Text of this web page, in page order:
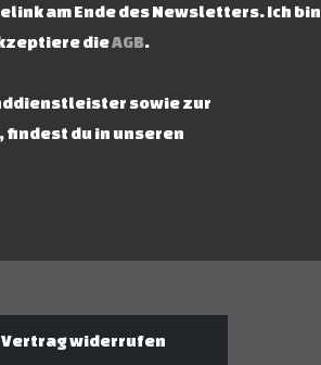
am Ende des Newsletters. Ich bin
dieAGB.
sowie zur
du in unseren
Vertrag widerrufen